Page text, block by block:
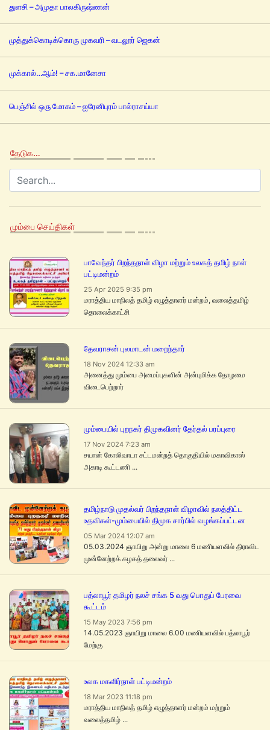
துளசி – அமுதா பாலகிருஷ்ணன்
முத்துக்கொடிக்கொரு முகவரி – வடலூர் ஜெகன்
முக்கால்…ஆம்! – சக.மானேசா
பெஞ்சில் ஒரு மோகம் – ஐரேனிபுரம் பால்ராசய்யா
தேடுக…
மும்பை செய்திகள்
பாவேந்தர் பிறந்தநாள் விழா மற்றும் உலகத் தமிழ் நாள்
பட்டிமன்றம்
25 Apr 2025 9:35 pm
மராத்திய மாநிலத் தமிழ் எழுத்தாளர் மன்றம், வலைத்தமிழ்
தொலைக்காட்சி
தேவராசன் புலமாடன் மறைந்தார்
18 Nov 2024 12:33 am
அனைத்து மும்பை அமைப்புகளின் அன்புமிக்க தோழமை
விடைபெற்றார்
மும்பையில் புறநகர் திமுகவினர் தேர்தல் பரப்புரை
17 Nov 2024 7:23 am
சயான் கோலிவாடா சட்டமன்றத் தொகுதியில் மகாவிகாஸ்
அகாடி கூட்டணி ...
தமிழ்நாடு முதல்வர் பிறந்தநாள் விழாவில் நலத்திட்ட
உதவிகள்-மும்பையில் திமுக சார்பில் வழங்கப்பட்டன
05 Mar 2024 12:07 am
05.03.2024 ஞாயிறு அன்று மாலை 6 மணியளவில் திராவிட
முன்னேற்றக் கழகத் தலைவர் ...
பத்லாபூர் தமிழர் நலச் சங்க 5 வது பொதுப் பேரவை
கூட்டம்
15 May 2023 7:56 pm
14.05.2023 ஞாயிறு மாலை 6.00 மணியளவில் பத்லாபூர்
மேற்கு
உலக மகளிர்நாள் பட்டிமன்றம்
18 Mar 2023 11:18 pm
மராத்திய மாநிலத் தமிழ் எழுத்தாளர் மன்றம் மற்றும்
வலைத்தமிழ் ...